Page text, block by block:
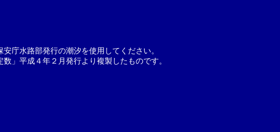
庁水路部発行の潮汐を使用してください。
」平成４年２月発行より複製したものです。